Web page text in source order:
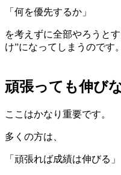
「何を優先するか」
を考えずに全部やろうと
け”になってしまうのです。
頑張っても伸び
ここはかなり重要です。
多くの方は、
「頑張れば成績は伸びる」